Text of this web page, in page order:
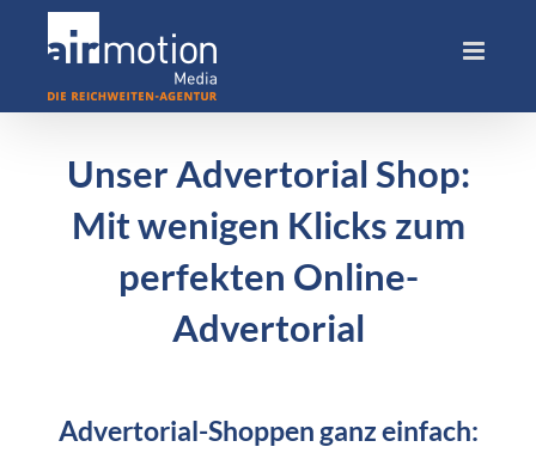
Unser Advertorial Shop:
Mit wenigen Klicks zum
perfekten Online-
Advertorial
Advertorial-Shoppen ganz einfach: